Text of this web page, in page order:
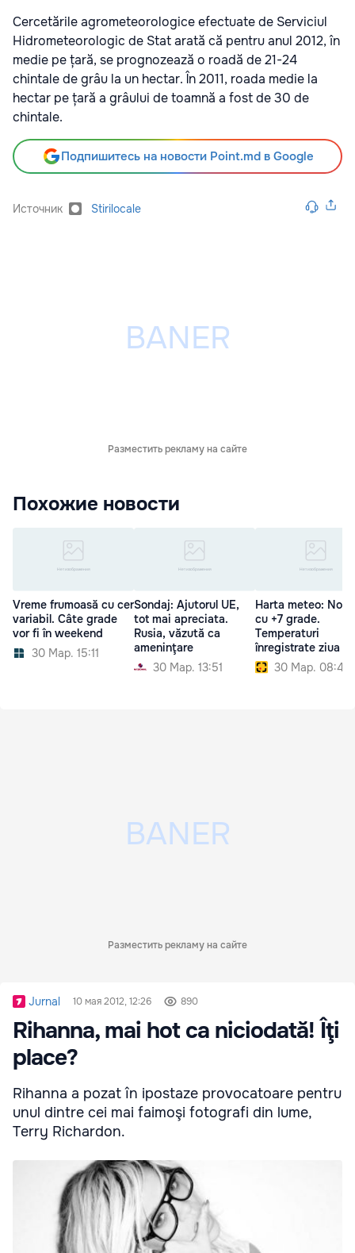
Cercetările agrometeorologice efectuate de Serviciul
Hidrometeorologic de Stat arată că pentru anul 2012, în
medie pe țară, se prognozează o roadă de 21-24
chintale de grâu la un hectar. În 2011, roada medie la
hectar pe țară a grâului de toamnă a fost de 30 de
chintale.
Подпишитесь на новости Point.md в Google
Источник Stirilocale
Разместить рекламу на сайте
Похожие новости
Vreme frumoasă cu cer
variabil. Câte grade
vor fi în weekend
30 Мар. 15:11
Sondaj: Ajutorul UE,
tot mai apreciata.
Rusia, văzută ca
ameninţare
30 Мар. 13:51
Harta meteo:
cu +7 grade.
Temperaturi
înregistrate ziua
30 Мар. 08:47
Разместить рекламу на сайте
Jurnal 10 мая 2012, 12:26 890
Rihanna, mai hot ca niciodată! Îţi
place?
Rihanna a pozat în ipostaze provocatoare pentru
unul dintre cei mai faimoşi fotografi din lume,
Terry Richardon.